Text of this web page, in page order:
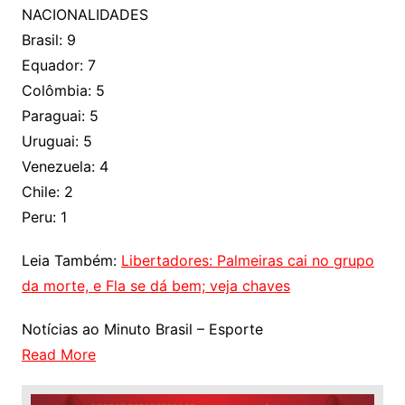
NACIONALIDADES
Brasil: 9
Equador: 7
Colômbia: 5
Paraguai: 5
Uruguai: 5
Venezuela: 4
Chile: 2
Peru: 1
Leia Também: Libertadores: Palmeiras cai no grupo
da morte, e Fla se dá bem; veja chaves
Notícias ao Minuto Brasil – Esporte
Read More